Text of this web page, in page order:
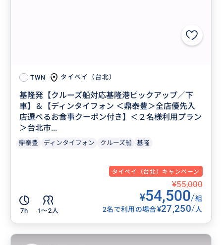
TWN タイペイ（台北）
基隆発【クルーズ船対応基隆港ピックアップ／下
車】＆【ディンタイフォン ＜鼎泰豊＞全店優先入
店選べるお食事クーポン付き】＜２名様利用プラン
＞台北市...
鼎泰豊 ディンタイフォン クルーズ船 基隆
タイペイ（台北）キャンペーン
7h 1〜2人
¥55,000
¥54,500/組
2名で利用の場合¥27,250/人